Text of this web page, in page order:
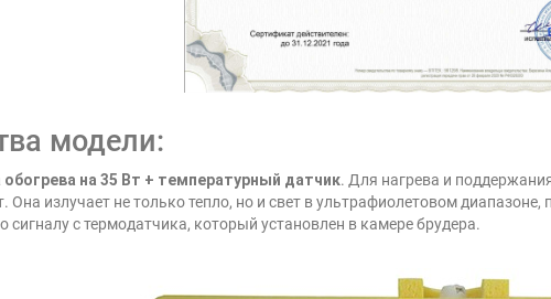
модели:
на 35 Вт + температурный датчик. Для нагрева и
Она излучает не только тепло, но и свет в ультрафиолетовом
сигналу с термодатчика, который установлен в камере брудера.